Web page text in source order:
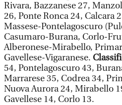
Rivara, Bazzanese 27,
26, Ponte Ronca 24, Calcara
Massese-Pontelagoscuro
Casumaro-Burana, Corlo-
Alberonese-Mirabello,
Gavellese-Vigaranese.
54, Pontelagoscuro 43,
Marrarese 35, Codrea 34,
Nuova Aurora 24, Mirabello
Gavellese 14, Corlo 13.